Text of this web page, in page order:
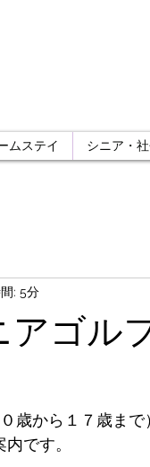
ムステイ シニア・
アゴル
: 5分
歳から１７歳まで
です。